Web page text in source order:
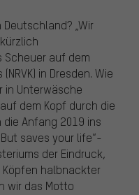
„Wir
Scheuer auf dem
in Dresden. Wie
in Unterwäsche
dem Kopf durch die
Anfang 2019 ins
saves your life“-
der Eindruck,
halbnackter
wir das Motto